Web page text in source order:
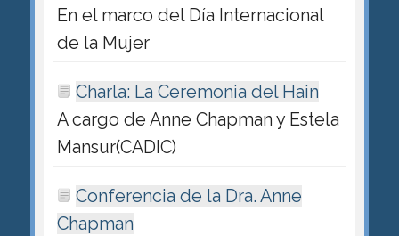
En el marco del Día Internacional
de la Mujer
Charla: La Ceremonia del Hain
A cargo de Anne Chapman y Estela
Mansur(CADIC)
Conferencia de la Dra. Anne
Chapman